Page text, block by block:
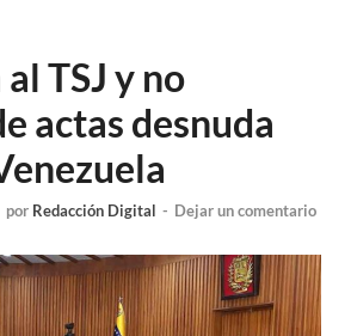
TSJ y no
actas desnuda
por Redacción Digital - Dejar un comentario